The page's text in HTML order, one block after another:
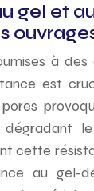
gel et
à
est
cette
au gel-